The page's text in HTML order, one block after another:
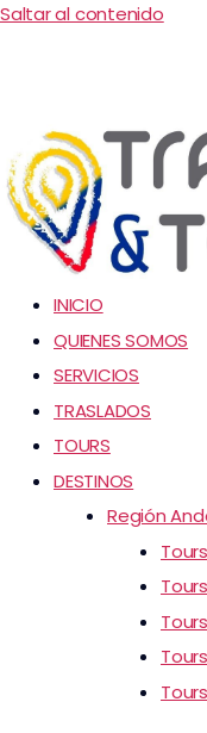
Saltar al contenido
INICIO
QUIENES SOMOS
SERVICIOS
TRASLADOS
TOURS
DESTINOS
Región